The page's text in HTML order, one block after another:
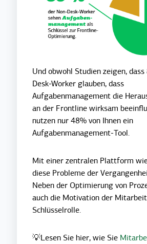
Und obwohl Studien zeigen,
Desk-Worker glauben, dass
Aufgabenmanagement die
an der Frontline wirksam
nutzen nur 48% von Ihnen ein
Aufgabenmanagement-Tool.
Mit einer zentralen Plattform
diese Probleme der
Neben der Optimierung von
auch die Motivation der
Schlüsselrolle.
💡Lesen Sie hier, wie Sie